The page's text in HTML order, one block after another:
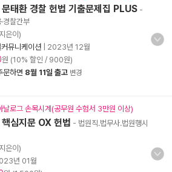
태환 경찰 헌법 기출문제집 PLUS -
경찰간부
은이)
뮤니케이션
2023년 12월
원 (10% 할인 / 900원)
문하면 8월 11일 출고 변경
날로그 손목시계(공무원 수험서 3만원 이상)
심지문 OX 헌법 - 법원직.법무사.법원행시
은이)
년 01월